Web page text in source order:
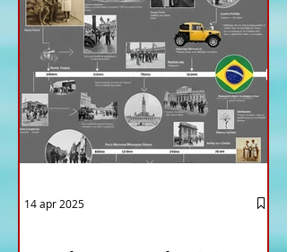
14 apr 2025